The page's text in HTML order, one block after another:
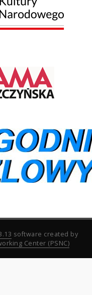
software created by
Center (PSNC)